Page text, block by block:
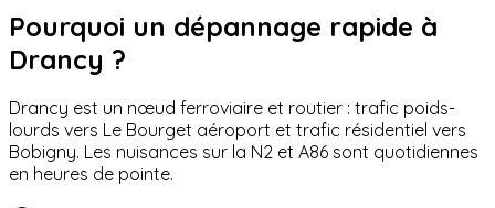
Pourquoi un dépannage rapide à
Drancy ?
Drancy est un nœud ferroviaire et routier : trafic poids-
lourds vers Le Bourget aéroport et trafic résidentiel vers
Bobigny. Les nuisances sur la N2 et A86 sont quotidiennes
en heures de pointe.